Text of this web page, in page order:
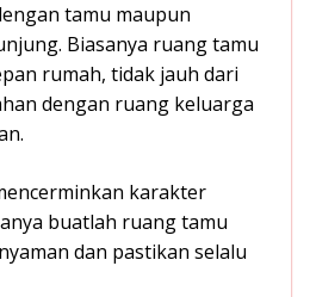
tamu maupun
Biasanya ruang tamu
rumah, tidak jauh dari
dengan ruang keluarga
karakter
buatlah ruang tamu
dan pastikan selalu